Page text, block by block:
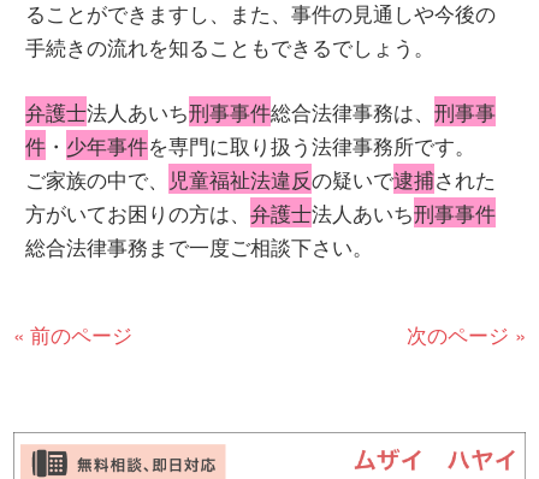
ることができますし、また、事件の見通しや今後の
手続きの流れを知ることもできるでしょう。
弁護士法人あいち刑事事件総合法律事務は、刑事事
件 ・ 少年事件を専門に取り扱う法律事務所です。
ご家族の中で、
児童福祉法違反の疑いで逮捕された
方がいてお困りの方は、弁護士法人あいち刑事事件
総合法律事務まで一度ご相談下さい。
« 前のページ 次のページ »